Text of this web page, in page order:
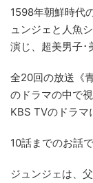
1598年朝鮮時代
ュンジェと人魚
演じ、超美男子･
全20回の放送《
のドラマの中で
KBS TVのドラマ
10話までのお話
ジュンジェは、